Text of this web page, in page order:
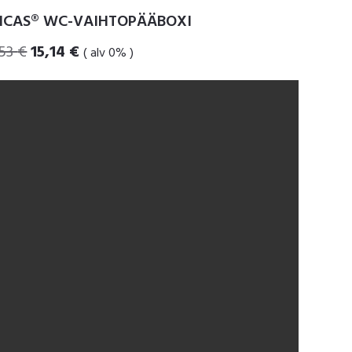
WC-VAIHTOPÄÄBOXI
€Alkuperäinen
hinta
15,14 €Nykyinen
hinta
( alv 0% )